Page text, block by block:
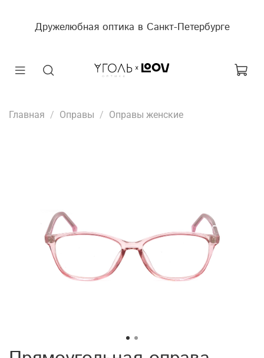
Дружелюбная оптика в Санкт-Петербурге
Главная Оправы Оправы женские